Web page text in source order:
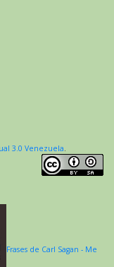
3.0 Venezuela
Frases de Carl Sagan - Me